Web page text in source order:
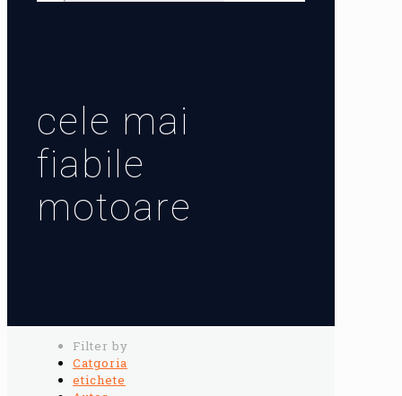
cele mai
fiabile
motoare
Filter by
Catgoria
etichete